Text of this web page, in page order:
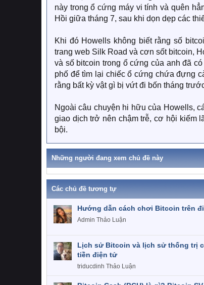
này trong ổ cứng máy vi tính và quên
Hồi giữa tháng 7, sau khi dọn dẹp các
Khi đó Howells không biết rằng số
trang web Silk Road và cơn sốt bitcoin,
và số bitcoin trong ổ cứng của anh đã
phố để tìm lại chiếc ổ cứng chứa đựng
rằng bất kỳ vật gì bị vứt đi bốn tháng
Ngoài câu chuyện hi hữu của Howells,
giao dịch trở nên chậm trễ, cơ hội kiếm
bội.
Những người đang xem chủ đề này
Các chủ đề tương tự
Hướng dẫn cách chơi Bitcoin trên
Admin Thảo Luận
Lịch sử Bitcoin và lịch sử thống trị
tiền điện tử
triducdinh Thảo Luận